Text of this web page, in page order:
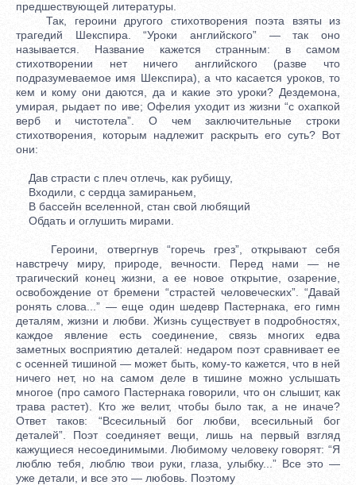
предшествующей литературы.
Так, героини другого стихотворения поэта взяты из
трагедий Шекспира. “Уроки английского” — так оно
называется. Название кажется странным: в самом
стихотворении нет ничего английского (разве что
подразумеваемое имя Шекспира), а что касается уроков, то
кем и кому они даются, да и какие это уроки? Дездемона,
умирая, рыдает по иве; Офелия уходит из жизни “с охапкой
верб и чистотела”. О чем заключительные строки
стихотворения, которым надлежит раскрыть его суть? Вот
они:
Дав страсти с плеч отлечь, как рубищу,
Входили, с сердца замираньем,
В бассейн вселенной, стан свой любящий
Обдать и оглушить мирами.
Героини, отвергнув “горечь грез”, открывают себя
навстречу миру, природе, вечности. Перед нами — не
трагический конец жизни, а ее новое открытие, озарение,
освобождение от бремени “страстей человеческих”. “Давай
ронять слова...” — еще один шедевр Пастернака, его гимн
деталям, жизни и любви. Жизнь существует в подробностях,
каждое явление есть соединение, связь многих едва
заметных восприятию деталей: недаром поэт сравнивает ее
с осенней тишиной — может быть, кому-то кажется, что в ней
ничего нет, но на самом деле в тишине можно услышать
многое (про самого Пастернака говорили, что он слышит, как
трава растет). Кто же велит, чтобы было так, а не иначе?
Ответ таков: “Всесильный бог любви, всесильный бог
деталей”. Поэт соединяет вещи, лишь на первый взгляд
кажущиеся несоединимыми. Любимому человеку говорят: “Я
люблю тебя, люблю твои руки, глаза, улыбку...” Все это —
уже детали, и все это — любовь. Поэтому